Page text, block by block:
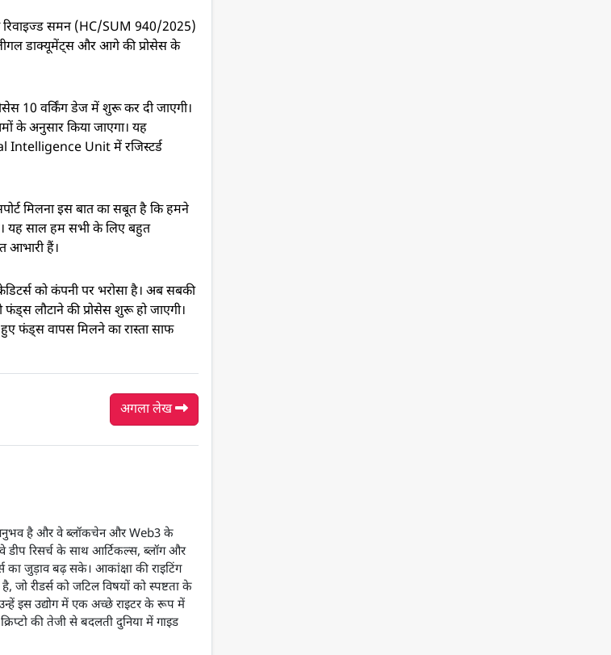
रिवाइज्ड समन (HC/SUM 940/2025)
लीगल डाक्यूमेंट्स और आगे की प्रोसेस के
10 वर्किंग डेज में शुरू कर दी जाएगी।
के अनुसार किया जाएगा। यह
Intelligence Unit में रजिस्टर्ड
मिलना इस बात का सबूत है कि हमने
यह साल हम सभी के लिए बहुत
आभारी हैं।
को कंपनी पर भरोसा है। अब सबकी
लौटाने की प्रोसेस शुरू हो जाएगी।
फंड्स वापस मिलने का रास्ता साफ
अगला लेख
अनुभव है और वे ब्लॉकचेन और Web3 के
रिसर्च के साथ आर्टिकल्स, ब्लॉग और
का जुड़ाव बढ़ सके। आकांक्षा की राइटिंग
जो रीडर्स को जटिल विषयों को स्पष्टता के
इस उद्योग में एक अच्छे राइटर के रूप में
की तेजी से बदलती दुनिया में गाइड